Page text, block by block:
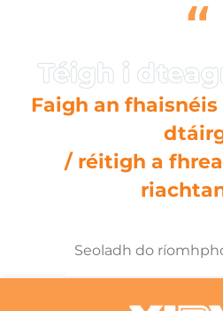
“
Faigh an
/ réitigh a